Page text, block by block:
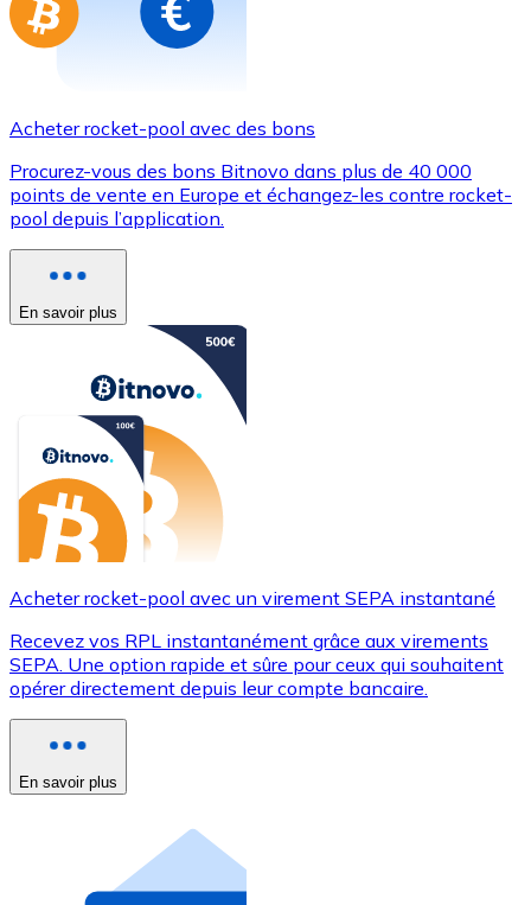
Acheter rocket-pool avec des bons
Procurez-vous des bons Bitnovo dans plus de 40 000
points de vente en Europe et échangez-les contre rocket-
pool depuis l’application.
En savoir plus
Acheter rocket-pool avec un virement SEPA instantané
Recevez vos RPL instantanément grâce aux virements
SEPA. Une option rapide et sûre pour ceux qui souhaitent
opérer directement depuis leur compte bancaire.
En savoir plus